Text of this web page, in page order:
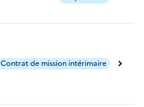
Contrat de mission intérimaire